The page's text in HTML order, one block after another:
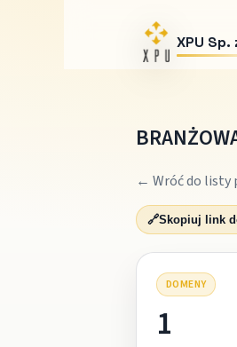
XPU Sp.
← Wróć do listy
🔗Skopiuj link
DOMENY
1